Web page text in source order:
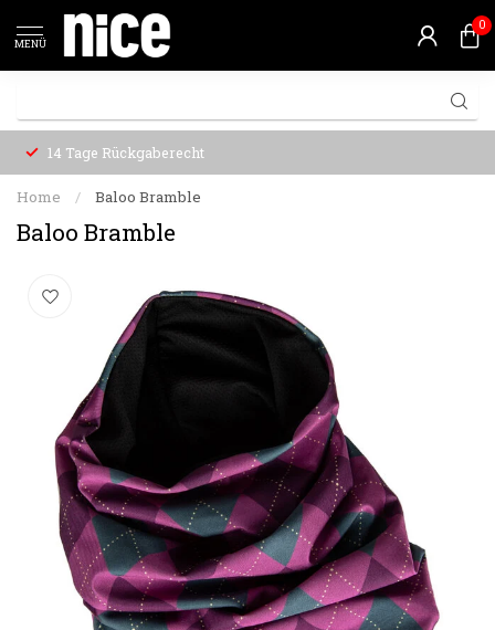
MENÜ
0
14 Tage Rückgaberecht
Home / Baloo Bramble
Baloo Bramble